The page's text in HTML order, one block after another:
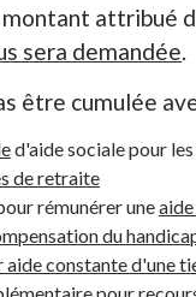
montant attribué
sera demandée.
être cumulée
d'aide sociale pour
de retraite
rémunérer une
du
constante d'une